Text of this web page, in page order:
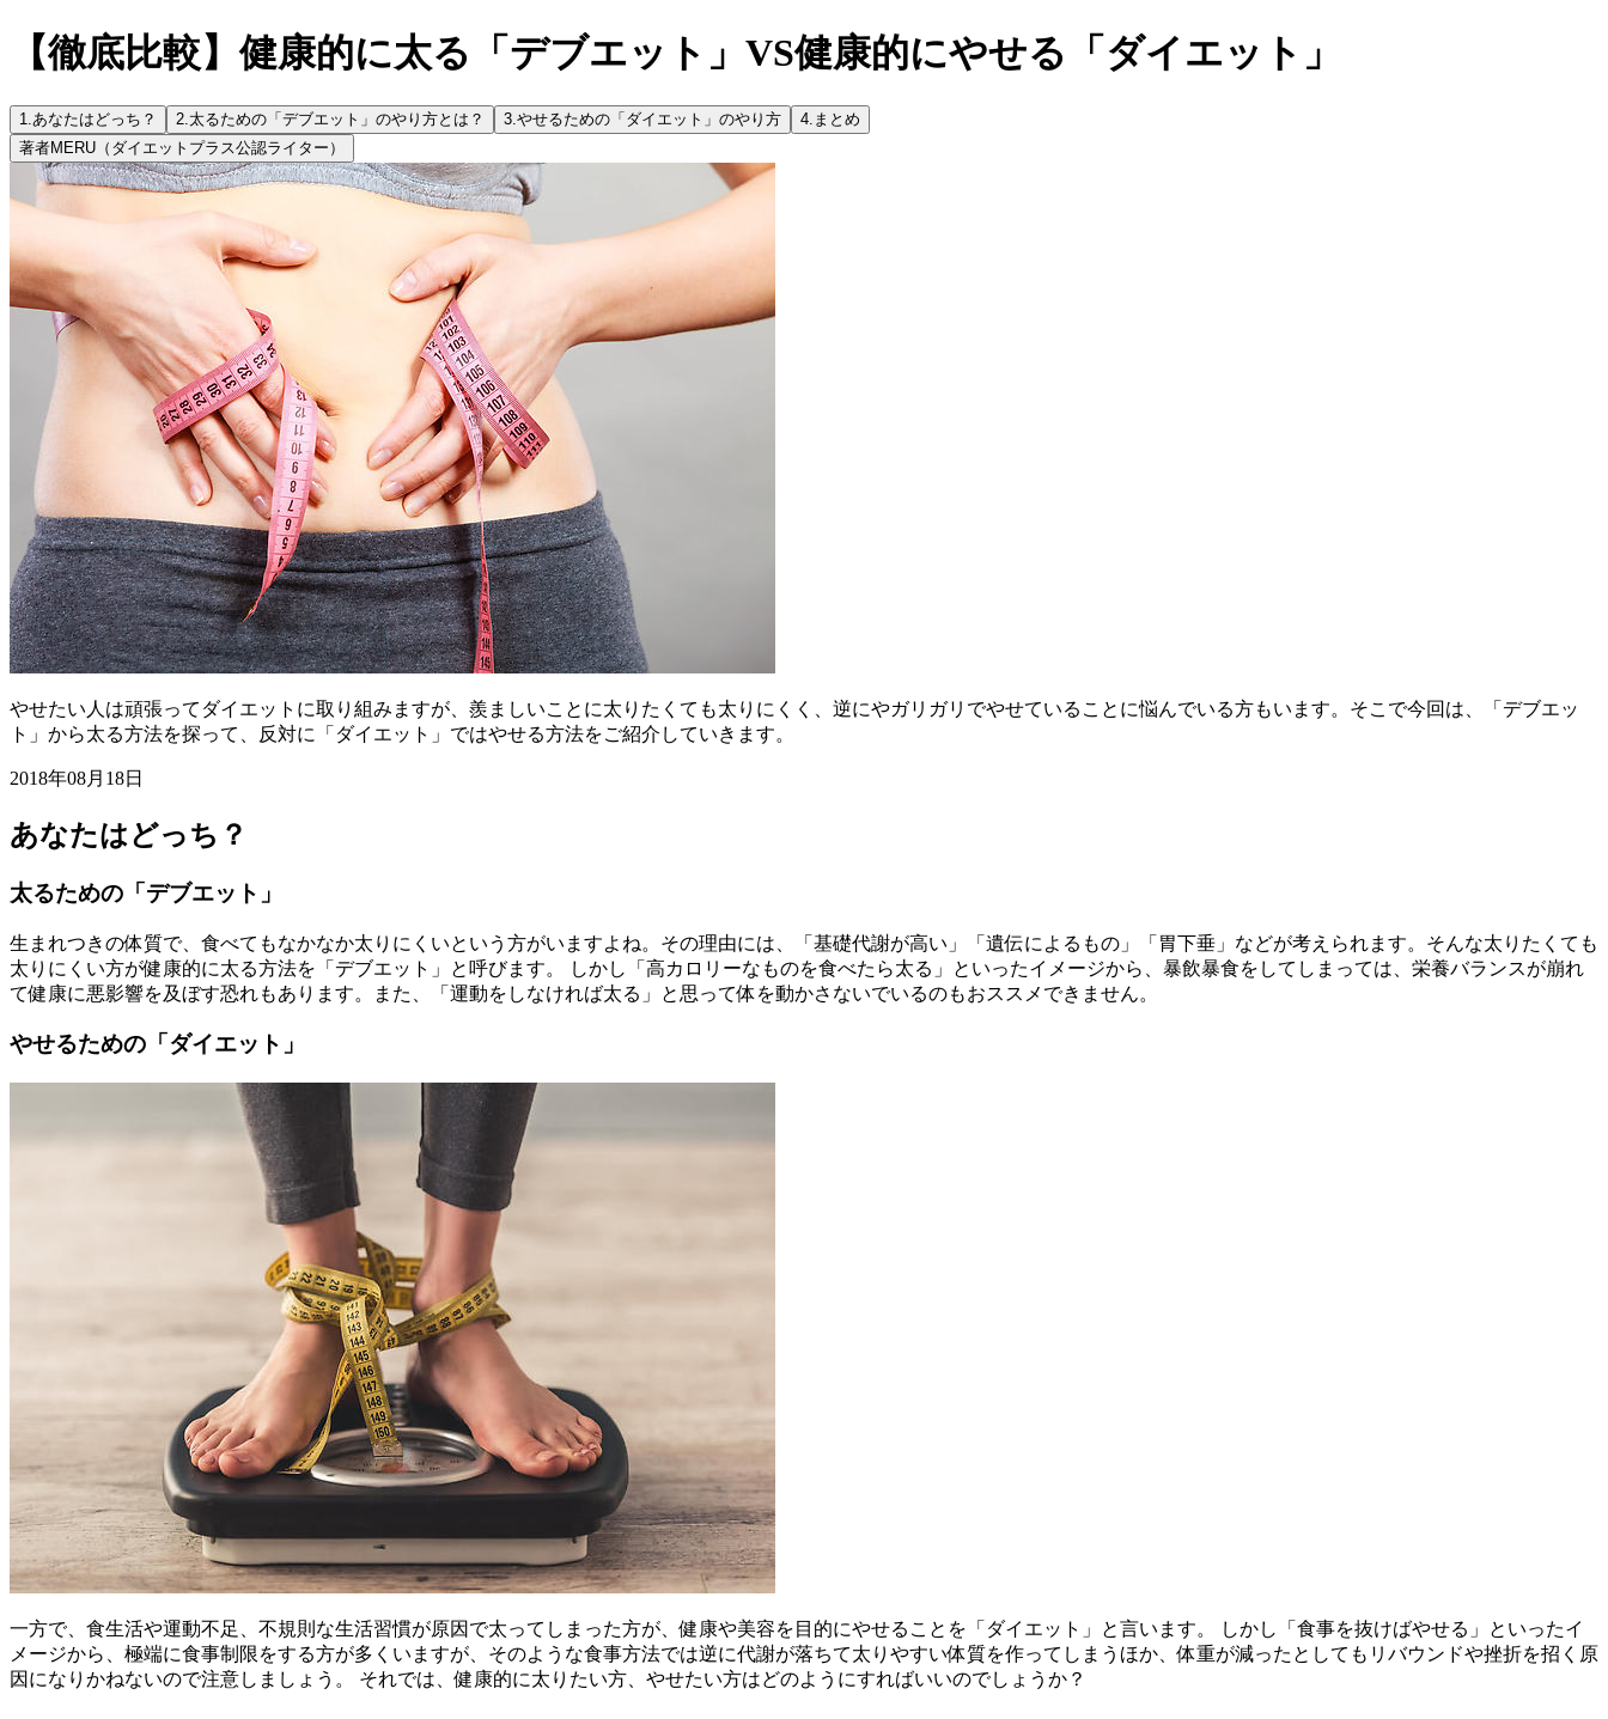
【徹底比較】健康的に太る「デブエット」VS健康的にやせる「ダイエット」
1.あなたはどっち？ 2.太るための「デブエット」のやり方とは？ 3.やせるための「ダイエット」のやり方 4. まとめ
著者MERU（ダイエットプラス公認ライター）
やせたい人は頑張ってダイエットに取り組みますが、羨ましいことに太りたくても太りにくく、逆にやガリガリでやせていることに悩んでいる方もいます。そこで今回は、「デブエッ
ト」から太る方法を探って、反対に「ダイエット」ではやせる方法をご紹介していきます。
2018年08月18日
あなたはどっち？
太るための「デブエット」
生まれつきの体質で、食べてもなかなか太りにくいという方がいますよね。その理由には、「基礎代謝が高い」「遺伝によるもの」「胃下垂」などが考えられます。そんな太りたくても
太りにくい方が健康的に太る方法を「デブエット」と呼びます。 しかし「高カロリーなものを食べたら太る」といったイメージから、暴飲暴食をしてしまっては、栄養バランスが崩れ
て健康に悪影響を及ぼす恐れもあります。また、「運動をしなければ太る」と思って体を動かさないでいるのもおススメできません。
やせるための「ダイエット」
一方で、食生活や運動不足、不規則な生活習慣が原因で太ってしまった方が、健康や美容を目的にやせることを「ダイエット」と言います。 しかし「食事を抜けばやせる」といったイ
メージから、極端に食事制限をする方が多くいますが、そのような食事方法では逆に代謝が落ちて太りやすい体質を作ってしまうほか、体重が減ったとしてもリバウンドや挫折を招く原
因になりかねないので注意しましょう。 それでは、健康的に太りたい方、やせたい方はどのようにすればいいのでしょうか？